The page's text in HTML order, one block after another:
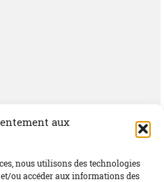
aux
nous utilisons des technologies
ou accéder aux informations des
Boigny